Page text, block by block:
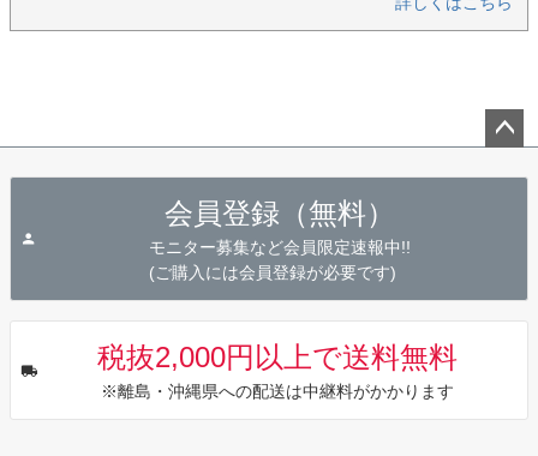
会員登録（無料）
モニター募集など会員限定速報中!!
(ご購入には会員登録が必要です)
税抜2,000円以上で送料無料
※離島・沖縄県への配送は中継料がかかります